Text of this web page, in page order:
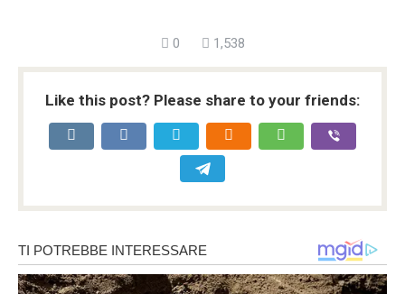
0 1,538
Like this post? Please share to your friends: